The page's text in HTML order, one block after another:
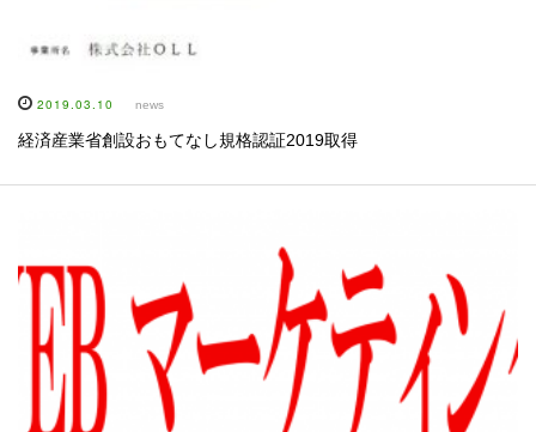
2019.03.10 news
経済産業省創設おもてなし規格認証2019取得